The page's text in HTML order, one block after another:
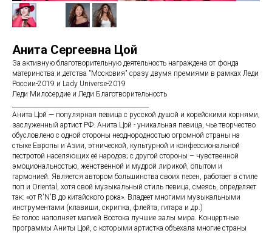
Анита Сергеевна Цой
За активную благотворительную деятельность награждена от фонда
материнства и детства "Московия" сразу двумя премиями в рамках Леди
России-2019 и Lady Universe-2019
Леди Милосердие и Леди Благотворительность
Анита Цой — популярная певица с русской душой и корейскими корнями,
заслуженный артист РФ. Анита Цой - уникальная певица, чье творчество
обусловлено с одной стороны неоднородностью огромной страны на
стыке Европы и Азии, этнической, культурной и конфессиональной
пестротой населяющих её народов; с другой стороны – чувственной
эмоциональностью, женственной и мудрой лирикой, опытом и
гармонией. Является автором большинства своих песен, работает в стиле
поп и Oriental, хотя свой музыкальный стиль певица, смеясь, определяет
так: «от R'N'B до китайского рока». Владеет многими музыкальными
инструментами (клавиши, скрипка, флейта, гитара и др.)
Ее голос наполняет магией Востока лучшие залы мира. Концертные
программы Аниты Цой, с которыми артистка объехала многие страны